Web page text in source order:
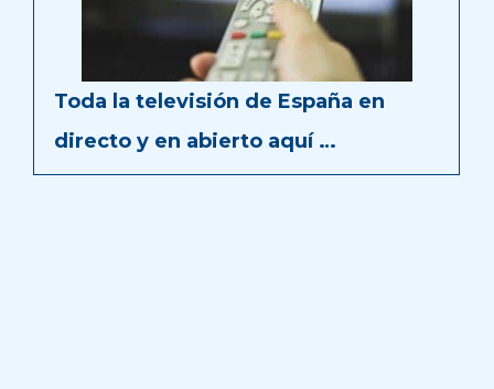
Toda la televisión de España en
directo y en abierto aquí …